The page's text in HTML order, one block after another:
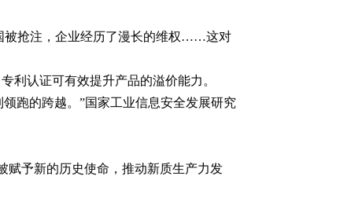
被抢注，企业经历了漫长的维权……这对
利认证可有效提升产品的溢价能力。
跑的跨越。”国家工业信息安全发展研究
赋予新的历史使命，推动新质生产力发